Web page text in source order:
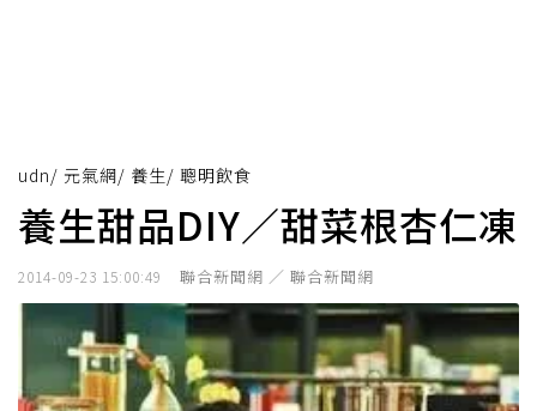
udn/ 元氣網/ 養生/ 聰明飲食
養生甜品DIY／甜菜根杏仁凍
2014-09-23 15:00:49 聯合新聞網 ／ 聯合新聞網